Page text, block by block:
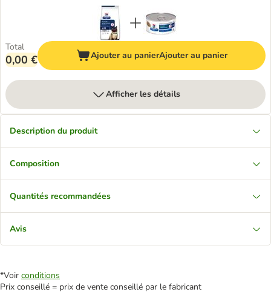
Total
0,00 € Ajouter au panierAjouter au panier
Afficher les détails
Description du produit
Composition
Quantités recommandées
Avis
*Voir conditions
Prix conseillé = prix de vente conseillé par le fabricant